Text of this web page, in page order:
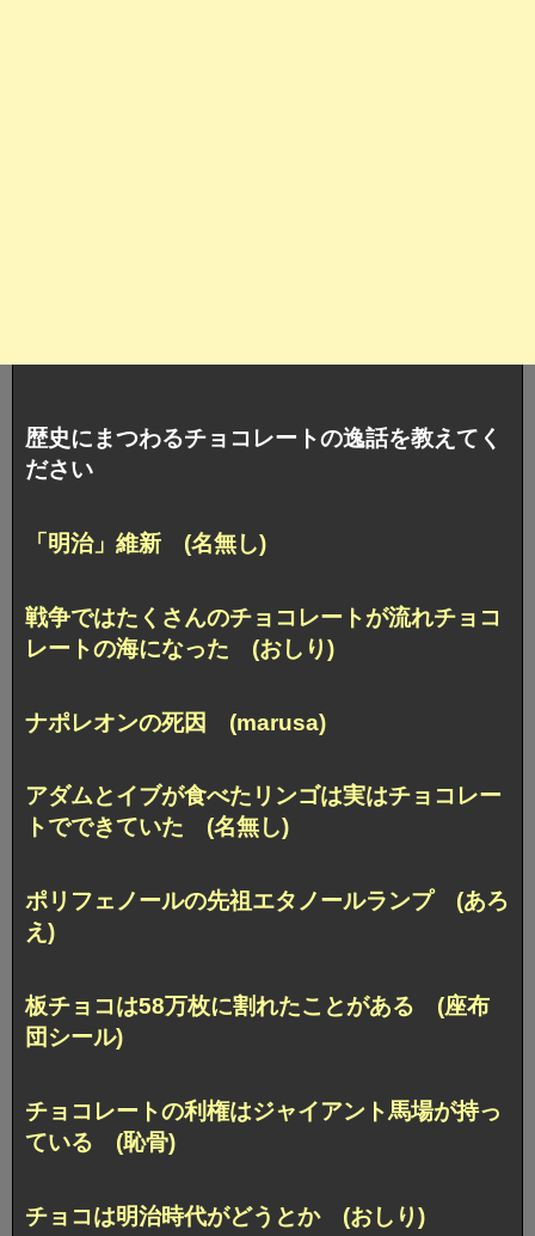
歴史にまつわるチョコレートの逸話を教えてく
ださい
「明治」維新 (名無し)
戦争ではたくさんのチョコレートが流れチョコ
レートの海になった (おしり)
ナポレオンの死因 (marusa)
アダムとイブが食べたリンゴは実はチョコレー
トでできていた (名無し)
ポリフェノールの先祖エタノールランプ (あろ
え)
板チョコは58万枚に割れたことがある (座布
団シール)
チョコレートの利権はジャイアント馬場が持っ
ている (恥骨)
チョコは明治時代がどうとか (おしり)